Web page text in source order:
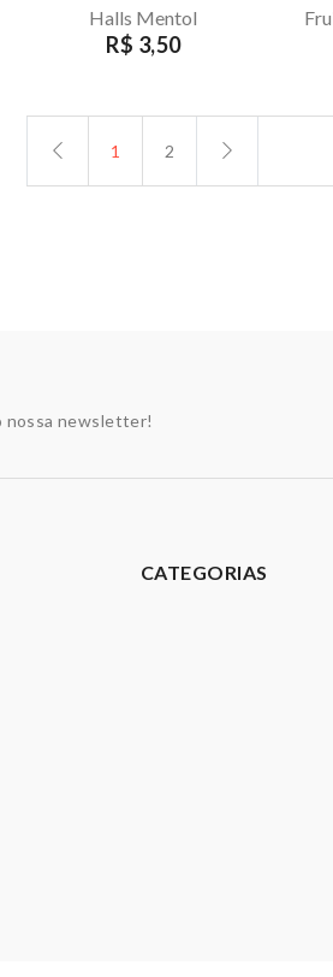
Halls Mentol
R$ 3,50
1 2
nossa newsletter!
CATEGORIAS